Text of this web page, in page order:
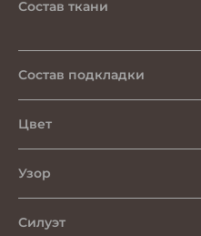
Состав ткани
Состав подкладки
Цвет
Узор
Силуэт